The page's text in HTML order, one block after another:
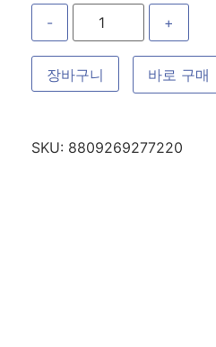
- +
장바구니 바로 구매
SKU: 8809269277220